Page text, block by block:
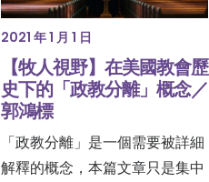
2021 年 1 月 1 日
【牧人視野】在美國教會歷
史下的「政教分離」概念／
郭鴻標
「政教分離」是一個需要被詳細
解釋的概念，本篇文章只是集中